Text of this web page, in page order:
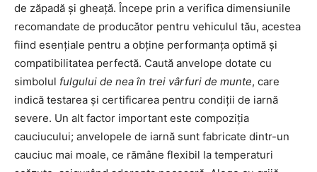
de zăpadă și gheață. Începe prin a verifica dimensiunile
recomandate de producător pentru vehiculul tău, acestea
fiind esențiale pentru a obține performanța optimă și
compatibilitatea perfectă. Caută anvelope dotate cu
simbolul fulgului de nea în trei vârfuri de munte, care
indică testarea și certificarea pentru condiții de iarnă
severe. Un alt factor important este compoziția
cauciucului; anvelopele de iarnă sunt fabricate dintr-un
cauciuc mai moale, ce rămâne flexibil la temperaturi